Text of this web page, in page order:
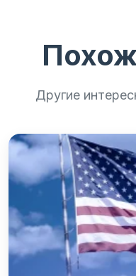
Другие